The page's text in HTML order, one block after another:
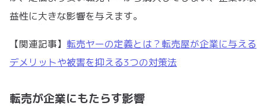
益性に大きな影響を与えます。
【関連記事】 転売ヤーの定義とは？転売屋が企業に与える
デメリットや被害を抑える3つの対策法
転売が企業にもたらす影響